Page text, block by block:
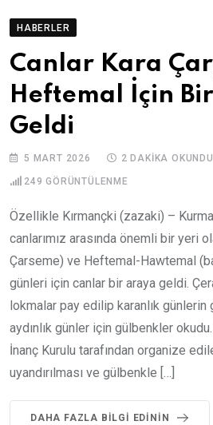
HABERLER
Canlar Kara
Heftemal İçin
Geldi
5 MART 2026 2 DAKIKA OKUNDU
249 GÖRÜNTÜLENME
Özellikle Kırmançki (zazaki) –
canlarımız arasında önemli bir yeri
Çarseme) ve Heftemal-Hawtemal
günleri için canlar bir araya geldi.
lokmalar pay edilip karanlık günlerin
aydınlık günler için gülbenkler
İnanç Kurulu tarafından organize
uyandırılması ve gülbenkle […]
DAHA FAZLA BILGI EDININ